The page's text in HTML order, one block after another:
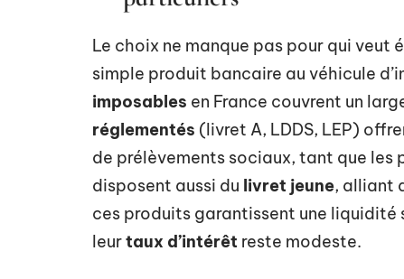
Le choix ne manque pas pour qui veut
simple produit bancaire au véhicule
imposables en France couvrent un
réglementés (livret A, LDDS, LEP)
de prélèvements sociaux, tant que les
disposent aussi du livret jeune, alliant
ces produits garantissent une liquidité
leurtaux d’intérêt reste modeste.